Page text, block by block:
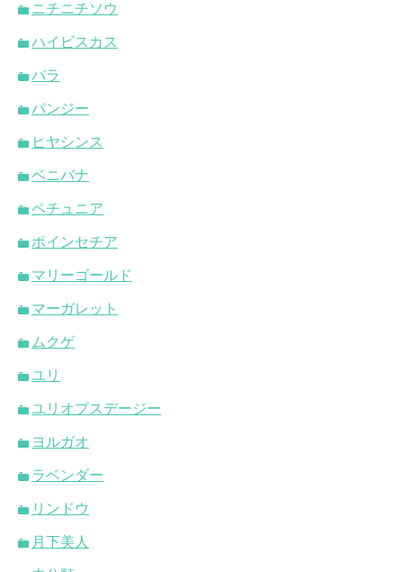
ニチニチソウ
ハイビスカス
バラ
パンジー
ヒヤシンス
ベニバナ
ペチュニア
ポインセチア
マリーゴールド
マーガレット
ムクゲ
ユリ
ユリオプスデージー
ヨルガオ
ラベンダー
リンドウ
月下美人